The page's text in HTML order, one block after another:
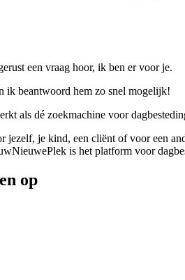
een vraag hoor, ik ben er voor je.
ik beantwoord hem zo snel mogelijk!
als dé zoekmachine voor
jezelf, je kind, een cliënt of voor een
is het platform voor
op